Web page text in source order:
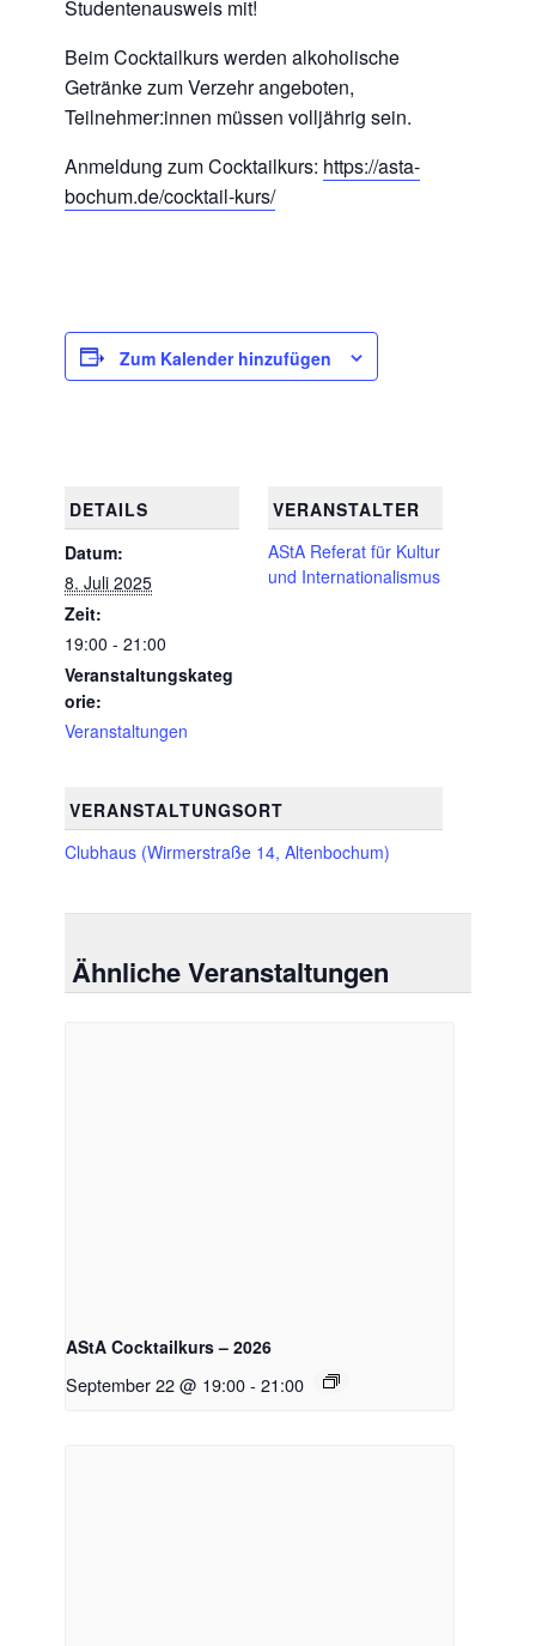
Studentenausweis mit!
Beim Cocktailkurs werden alkoholische
Getränke zum Verzehr angeboten,
Teilnehmer:innen müssen volljährig sein.
Anmeldung zum Cocktailkurs: https://asta-
bochum.de/cocktail-kurs/
Zum Kalender hinzufügen
DETAILS
Datum:
8. Juli 2025
Zeit:
19:00 - 21:00
Veranstaltungskateg
orie:
Veranstaltungen
VERANSTALTUNGSORT
Clubhaus (Wirmerstraße 14, Altenbochum)
VERANSTALTER
AStA Referat für Kultur
und Internationalismus
Ähnliche Veranstaltungen
AStA Cocktailkurs – 2026
September 22 @ 19:00- 21:00